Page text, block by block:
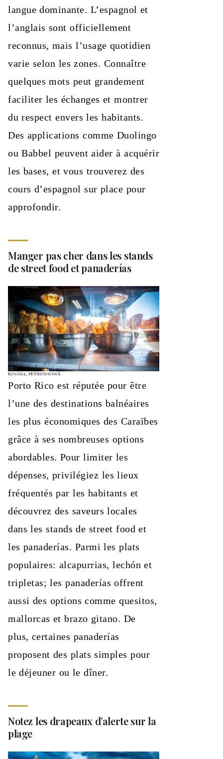
langue dominante. L’espagnol et
l’anglais sont officiellement
reconnus, mais l’usage quotidien
varie selon les zones. Connaître
quelques mots peut grandement
faciliter les échanges et montrer
du respect envers les habitants.
Des applications comme Duolingo
ou Babbel peuvent aider à acquérir
les bases, et vous trouverez des
cours d’espagnol sur place pour
approfondir.
Manger pas cher dans les stands
de street food et panaderías
Kristina_M/Shutterstock
Porto Rico est réputée pour être
l’une des destinations balnéaires
les plus économiques des Caraïbes
grâce à ses nombreuses options
abordables. Pour limiter les
dépenses, privilégiez les lieux
fréquentés par les habitants et
découvrez des saveurs locales
dans les stands de street food et
les panaderías. Parmi les plats
populaires: alcapurrias, lechón et
tripletas; les panaderías offrent
aussi des options comme quesitos,
mallorcas et brazo gitano. De
plus, certaines panaderías
proposent des plats simples pour
le déjeuner ou le dîner.
Notez les drapeaux d’alerte sur la
plage